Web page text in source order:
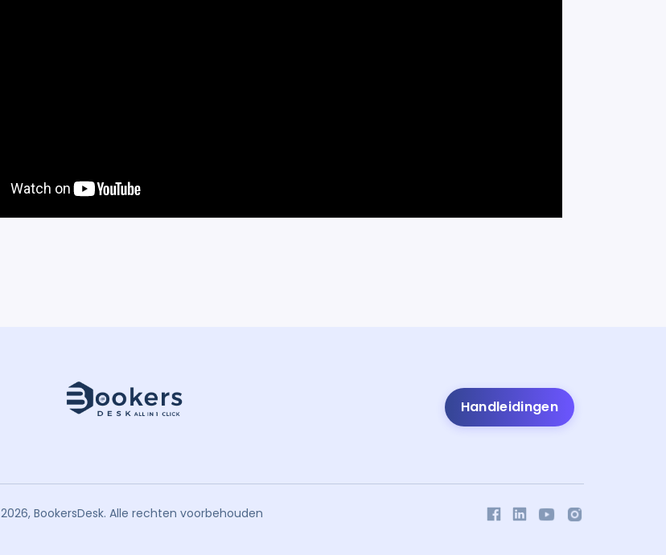
Handleidingen
2026, BookersDesk. Alle rechten voorbehouden